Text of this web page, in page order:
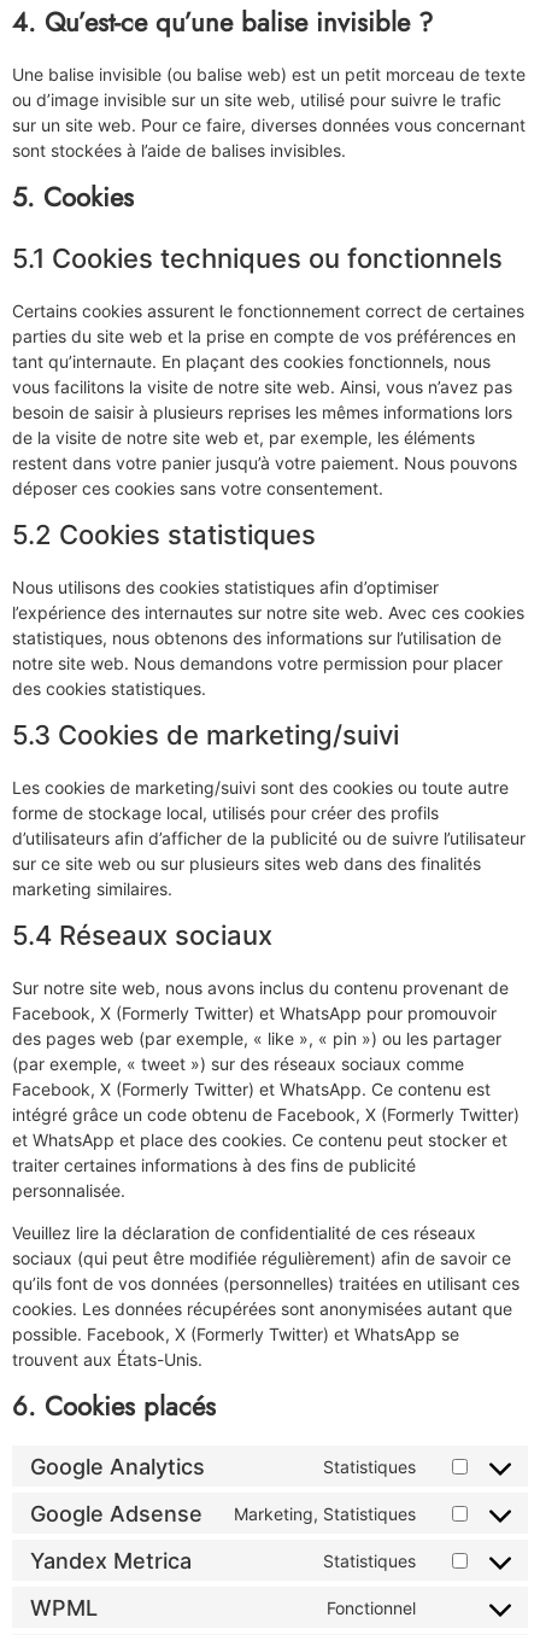
4. Qu’est-ce qu’une balise invisible ?
Une balise invisible (ou balise web) est un petit morceau de texte
ou d’image invisible sur un site web, utilisé pour suivre le trafic
sur un site web. Pour ce faire, diverses données vous concernant
sont stockées à l’aide de balises invisibles.
5. Cookies
5.1 Cookies techniques ou fonctionnels
Certains cookies assurent le fonctionnement correct de certaines
parties du site web et la prise en compte de vos préférences en
tant qu’internaute. En plaçant des cookies fonctionnels, nous
vous facilitons la visite de notre site web. Ainsi, vous n’avez pas
besoin de saisir à plusieurs reprises les mêmes informations lors
de la visite de notre site web et, par exemple, les éléments
restent dans votre panier jusqu’à votre paiement. Nous pouvons
déposer ces cookies sans votre consentement.
5.2 Cookies statistiques
Nous utilisons des cookies statistiques afin d’optimiser
l’expérience des internautes sur notre site web. Avec ces cookies
statistiques, nous obtenons des informations sur l’utilisation de
notre site web. Nous demandons votre permission pour placer
des cookies statistiques.
5.3 Cookies de marketing/suivi
Les cookies de marketing/suivi sont des cookies ou toute autre
forme de stockage local, utilisés pour créer des profils
d’utilisateurs afin d’afficher de la publicité ou de suivre l’utilisateur
sur ce site web ou sur plusieurs sites web dans des finalités
marketing similaires.
5.4 Réseaux sociaux
Sur notre site web, nous avons inclus du contenu provenant de
Facebook, X (Formerly Twitter) et WhatsApp pour promouvoir
des pages web (par exemple, « like », « pin ») ou les partager
(par exemple, « tweet ») sur des réseaux sociaux comme
Facebook, X (Formerly Twitter) et WhatsApp. Ce contenu est
intégré grâce un code obtenu de Facebook, X (Formerly Twitter)
et WhatsApp et place des cookies. Ce contenu peut stocker et
traiter certaines informations à des fins de publicité
personnalisée.
Veuillez lire la déclaration de confidentialité de ces réseaux
sociaux (qui peut être modifiée régulièrement) afin de savoir ce
qu’ils font de vos données (personnelles) traitées en utilisant ces
cookies. Les données récupérées sont anonymisées autant que
possible. Facebook, X (Formerly Twitter) et WhatsApp se
trouvent aux États-Unis.
6. Cookies placés
Google Analytics Statistiques
Google Adsense Marketing, Statistiques
Yandex Metrica Statistiques
WPML Fonctionnel